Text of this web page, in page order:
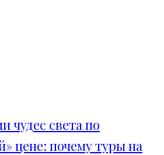
чудес света по
цене: почему туры на